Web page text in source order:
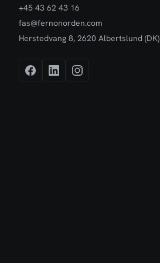
+45 43 62 43 16
fas@fernonorden.com
Herstedvang 8, 2620 Albertslund (DK)